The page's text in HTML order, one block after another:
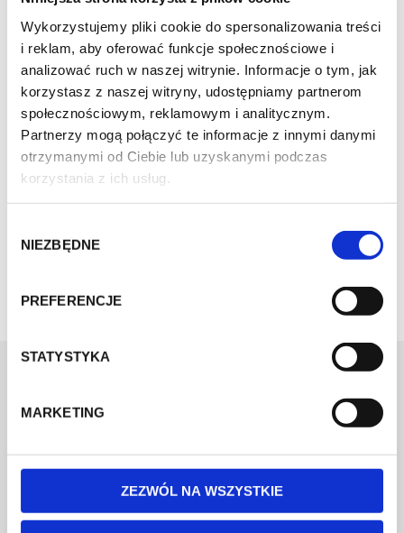
Wykorzystujemy pliki cookie do spersonalizowania treści
i reklam, aby oferować funkcje społecznościowe i
analizować ruch w naszej witrynie. Informacje o tym, jak
korzystasz z naszej witryny, udostępniamy partnerom
społecznościowym, reklamowym i analitycznym.
Partnerzy mogą połączyć te informacje z innymi danymi
otrzymanymi od Ciebie lub uzyskanymi podczas
korzystania z ich usług.
NIEZBĘDNE
PREFERENCJE
STATYSTYKA
MARKETING
ZEZWÓL NA WSZYSTKIE
Polityka prywatności|Polityka cookies|Regulamin